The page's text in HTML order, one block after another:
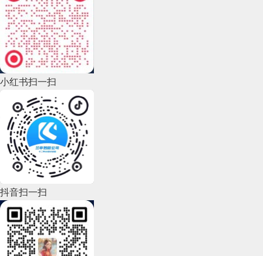
2022年11月(69)
2022年10月(51)
2022年9月(135)
2022年8月(60)
2022年7月(111)
2022年6月(162)
2022年5月(143)
2022年4月(86)
2022年3月(119)
2022年2月(53)
小红书扫一扫
抖音扫一扫